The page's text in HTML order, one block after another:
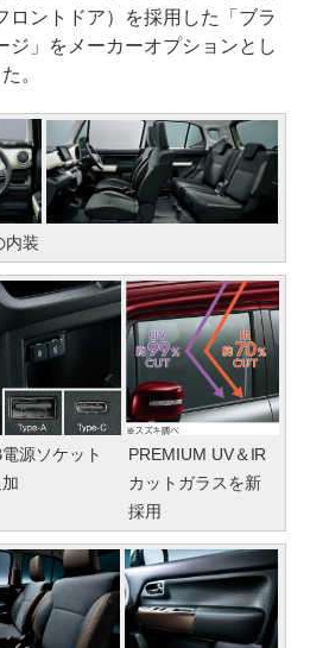
ロントドア）を採用した「ブラ
ジ」をメーカーオプションとし
。
内装
源ソケット
PREMIUM UV＆IR
カットガラスを新
採用